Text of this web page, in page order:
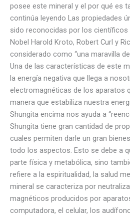
posee este mineral y el por qué es
continúa leyendo Las propiedades
sido reconocidas por los científicos
Nobel Harold Kroto, Robert Curl y
considerado como “una maravilla
Una de las características de este
la energía negativa que llega a
electromagnéticas de los aparatos
manera que estabiliza nuestra
Shungita encima nos ayuda a
Shungita tiene gran cantidad de
cuales permiten darle un gran
todo los aspectos. Esto se debe a
parte física y metabólica, sino
refiere a la espiritualidad, la salud
mineral se caracteriza por
magnéticos producidos por
computadora, el celular, los